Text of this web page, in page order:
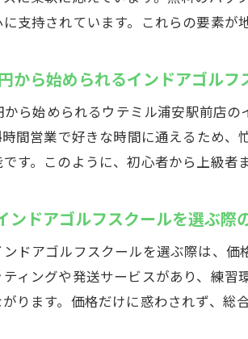
支持されています。これらの要素が
から始められるインドアゴルフ
から始められるウテミル浦安駅前店
時間営業で好きな時間に通えるため
す。このように、初心者から上級者
ンドアゴルフスクールを選ぶ際
ンドアゴルフスクールを選ぶ際は、
ティングや発送サービスがあり、練
ります。価格だけに惑わされず、総